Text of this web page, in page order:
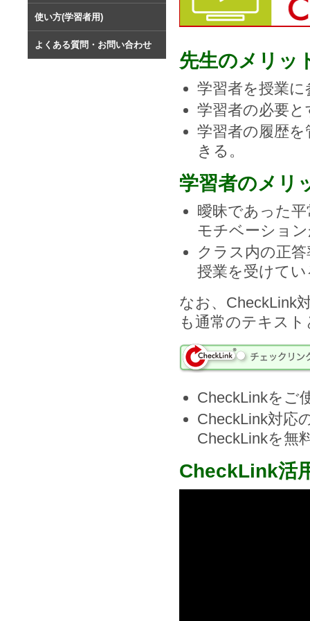
使い方(学習者用)
よくある質問・お問い合わせ
先生のメリッ
学習者を授業
学習者の必要
学習者の履歴
きる。
学習者のメリ
曖昧であった
モチベーショ
クラス内の正
授業を受けて
なお、CheckLink
も通常のテキス
CheckLinkをご
CheckLink対応
CheckLinkを無
CheckLink活